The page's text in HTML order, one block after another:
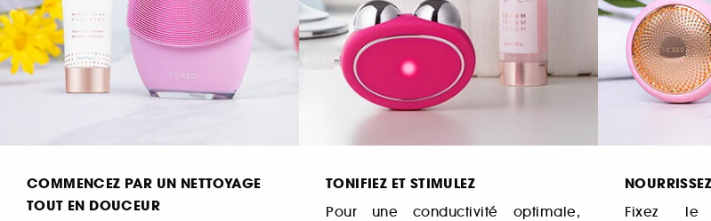
COMMENCEZ PAR UN NETTOYAGE
TOUT EN DOUCEUR
TONIFIEZ ET STIMULEZ
Pour une conductivité optimale,
Fixez